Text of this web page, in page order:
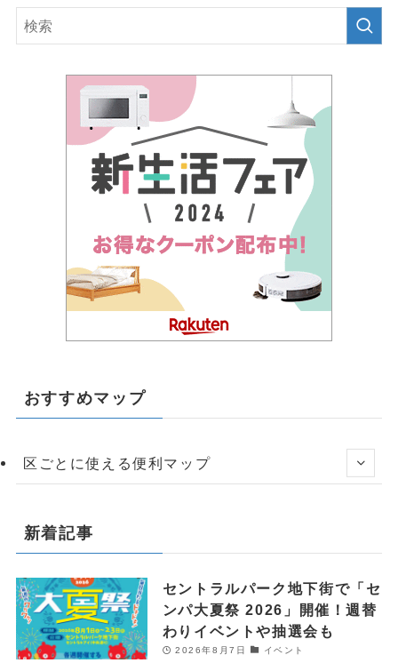
おすすめマップ
区ごとに使える便利マップ
新着記事
セントラルパーク地下街で「セ
ンパ大夏祭 2026」開催！週替
わりイベントや抽選会も
2026年8月7日 イベント